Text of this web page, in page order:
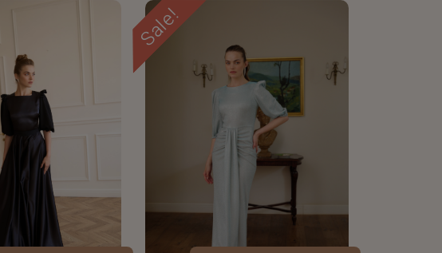
Sale!